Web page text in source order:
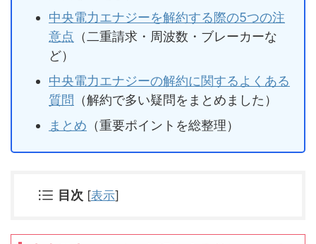
中央電力エナジーを解約する際の5つの注
意点 （二重請求・周波数・ブレーカーな
ど）
中央電力エナジーの解約に関するよくある
質問 （解約で多い疑問をまとめました）
まとめ （重要ポイントを総整理）
目次 [表示]